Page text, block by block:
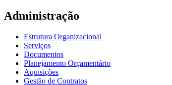
Administração
Estrutura Organizacional
Serviços
Documentos
Planejamento Orçamentário
Aquisições
Gestão de Contratos